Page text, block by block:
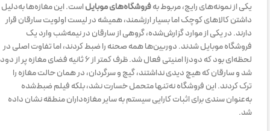
یکی از نمونه‌های رایج، مربوط بهفروشگاه‌های موبایلاست. این مغازه‌ها به‌دلیل
داشتن کالاهای کوچک اما بسیار ارزشمند، همیشه در لیست اولویت سارقان قرار
دارند. در یکی از موارد گزارش‌شده، گروهی از سارقان در نیمه‌شب وارد یک
فروشگاه موبایل شدند. دوربین‌ها همه صحنه را ضبط کردند، اما تفاوت اصلی در
لحظه‌ای بود که دودزا امنیتی فعال شد. ظرف کمتر از ۶ ثانیه فضای مغازه پر از دود
شد و سارقان که هیچ دیدی نداشتند، گیج و سرگردان، در همان حالت مغازه را
ترک کردند. این فروشگاه نه‌تنها متحمل خسارت نشد، بلکه فیلم ضبط‌شده
به‌عنوان سندی برای اثبات کارایی سیستم به سایر مغازه‌داران منطقه نشان داده
شد.